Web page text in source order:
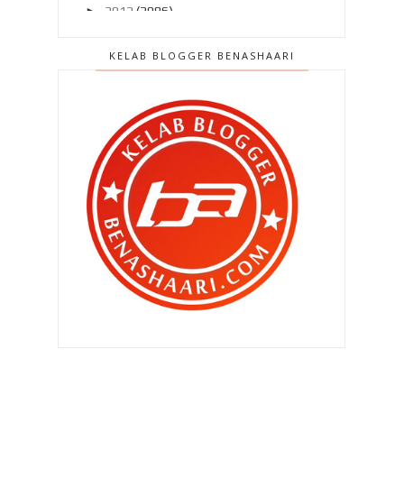
► 2012 (2986)
►Disember 2011(303)
Oktober 2011(418)
▼ September 2011 (390)
Akan ku miliki hatimu itu .. (2:19)
Tersembur air ! Khairul Fahmi
didapati bersalah ke...
"Kalau abang tidur rumah
perempuan lain , camana ? "
Anak Chef Wan bakal bertunang
KELAB BLOGGER BENASHAARI